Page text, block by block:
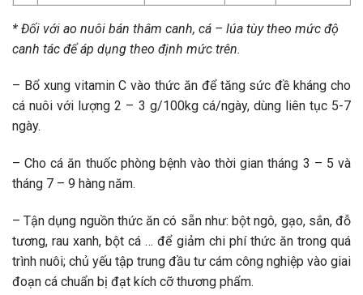
* Đối với ao nuôi bán thâm canh, cá – lúa tùy theo mức độ
canh tác để áp dụng theo định mức trên.
– Bổ xung vitamin C vào thức ăn để tăng sức đề kháng cho
cá nuôi với lượng 2 – 3 g/100kg cá/ngày, dùng liên tục 5-7
ngày.
– Cho cá ăn thuốc phòng bệnh vào thời gian tháng 3 – 5 và
tháng 7 – 9 hàng năm.
– Tận dụng nguồn thức ăn có sẵn như: bột ngô, gạo, sắn, đỗ
tương, rau xanh, bột cá … để giảm chi phí thức ăn trong quá
trình nuôi; chủ yếu tập trung đầu tư cám công nghiệp vào giai
đoạn cá chuẩn bị đạt kích cỡ thương phẩm.